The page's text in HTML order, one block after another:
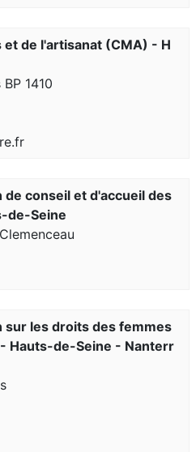
de l'artisanat (CMA) - H
1410
conseil et d'accueil des
de-Seine
les droits des femmes
Hauts-de-Seine - Nanterr